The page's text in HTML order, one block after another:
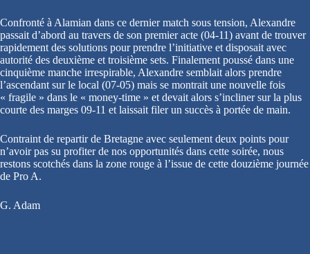
Confronté à Alamian dans ce dernier match sous tension, Alexandre
passait d’abord au travers de son premier acte (04-11) avant de trouver
rapidement des solutions pour prendre l’initiative et disposait avec
autorité des deuxième et troisième sets. Finalement poussé dans une
cinquième manche irrespirable, Alexandre semblait alors prendre
l’ascendant sur le local (07-05) mais se montrait une nouvelle fois
« fragile » dans le « money-time » et devait alors s’incliner sur la plus
courte des marges 09-11 et laissait filer un succès à portée de main.
Contraint de repartir de Bretagne avec seulement deux points pour
n’avoir pas su profiter de nos opportunités dans cette soirée, nous
restons scotchés dans la zone rouge à l’issue de cette douzième journée
de Pro A.
G. Adam